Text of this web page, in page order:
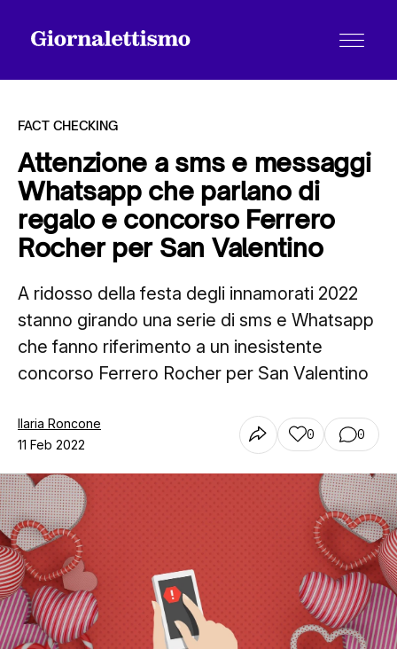
Tutti gli articoli
Contatti
FACT CHECKING
Attenzione a sms e messaggi
Whatsapp che parlano di
regalo e concorso Ferrero
Rocher per San Valentino
A ridosso della festa degli innamorati 2022
stanno girando una serie di sms e Whatsapp
che fanno riferimento a un inesistente
concorso Ferrero Rocher per San Valentino
Ilaria Roncone
11 Feb 2022
0 0